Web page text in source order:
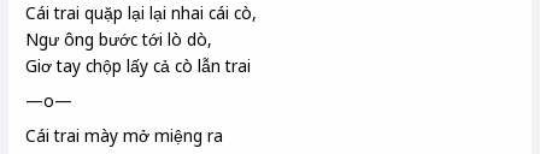
Cái trai quặp lại lại nhai cái cò,
Ngư ông bước tới lò dò,
Giơ tay chộp lấy cả cò lẫn trai
—o—
Cái trai mày mở miệng ra